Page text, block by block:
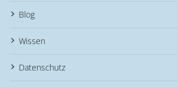
Blog
Wissen
Datenschutz